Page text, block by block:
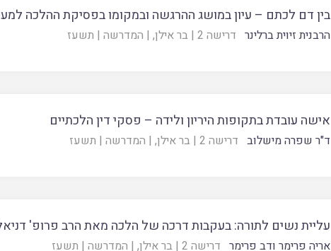
בין דם לכתם – עיון במושג ההרגשה ובמקומו בפסיקת ההלכה
הרבנית זיוית ברלינר דרישה 2 |בר אילן, | המדרשה | תשעז
אישה עובדת בתקופות היריון ולידה – פסקי דין הלכתיים
ד"ר שפרה מישלוב דרישה 2 |בר אילן, | המדרשה | תשעז
עליית נשים לתורה: בעקבות דרכה של הלכה מאת הרב פרופ'
אריה פרימר ודב פרימר דרישה 2 |בר אילן, | המדרשה | תשעז